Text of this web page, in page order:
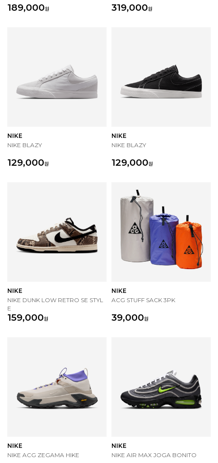
189,000원 319,000원
NIKE
NIKE BLAZY
129,000원
NIKE
NIKE BLAZY
129,000원
NIKE
NIKE DUNK LOW RETRO SE STYL
E
159,000원
NIKE
ACG STUFF SACK 3PK
39,000원
NIKE
NIKE ACG ZEGAMA HIKE
NIKE
NIKE AIR MAX JOGA BONITO